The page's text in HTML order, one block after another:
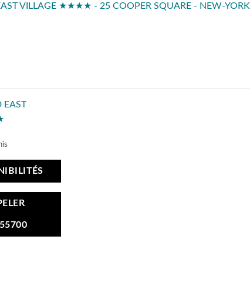
VILLAGE ★★★★ - 25 COOPER SQUARE - NEW-YORK
EAST